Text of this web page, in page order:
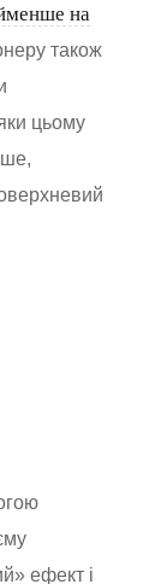
на
також
цьому
ефект і